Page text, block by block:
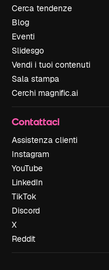
Cerca tendenze
Blog
Eventi
Slidesgo
Vendi i tuoi contenuti
Sala stampa
Cerchi magnific.ai
Contattaci
Assistenza clienti
Instagram
YouTube
LinkedIn
TikTok
Discord
X
Reddit